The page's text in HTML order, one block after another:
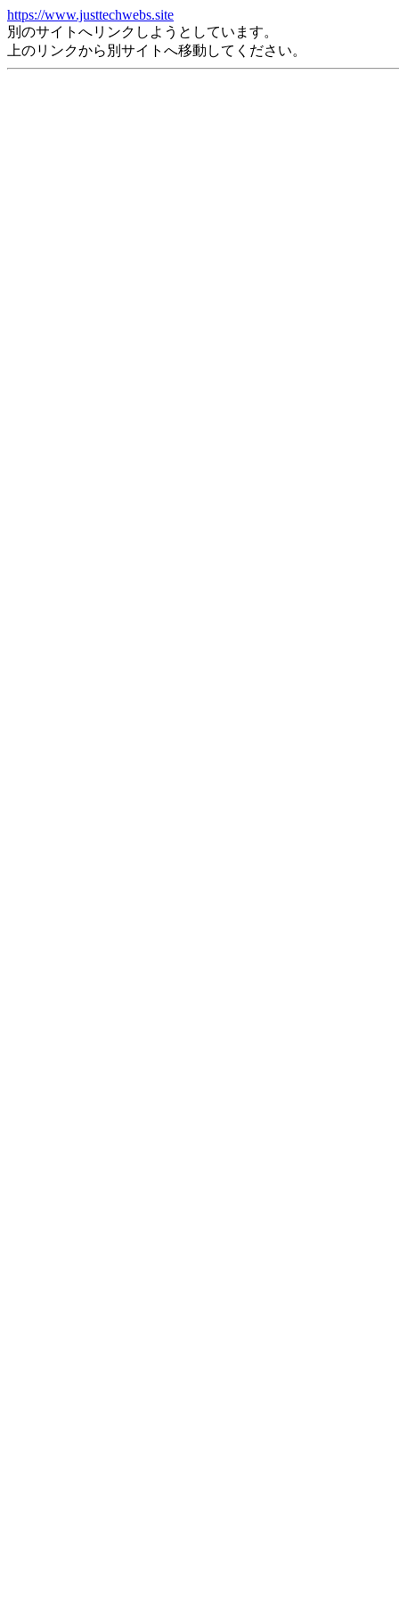
https://www.justtechwebs.site
別のサイトへリンクしようとしています。
上のリンクから別サイトへ移動してください。